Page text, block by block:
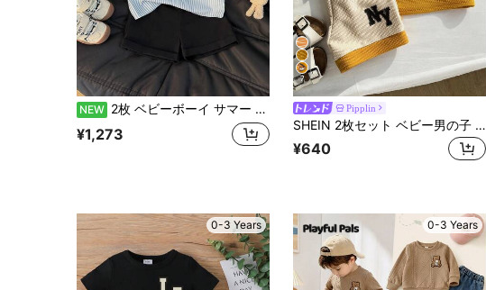
NEW 2枚 ベビーボーイ サマー プレッピー 3点セット: ライトブルーストライプ 半袖シャツ(取り外し可能なネクタイ付き) + ブラックカフスショーツ、通気性抜群 肌に優しい フォーマルアウトフィット、ベビーの1歳の誕生日パーティーや日常着に適しています
¥1,273
7
Pipplin
SHEIN 2枚セット ベビー男の子 夏用 カジュアル かわいい カートゥーンベア柄 フード付きタンクトップ＆ショーツ キッズセット
¥640
0-3 Years 0-3 Years